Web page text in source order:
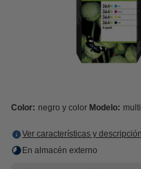
Color: negro y color Modelo:
Ver características y descripción
En almacén externo